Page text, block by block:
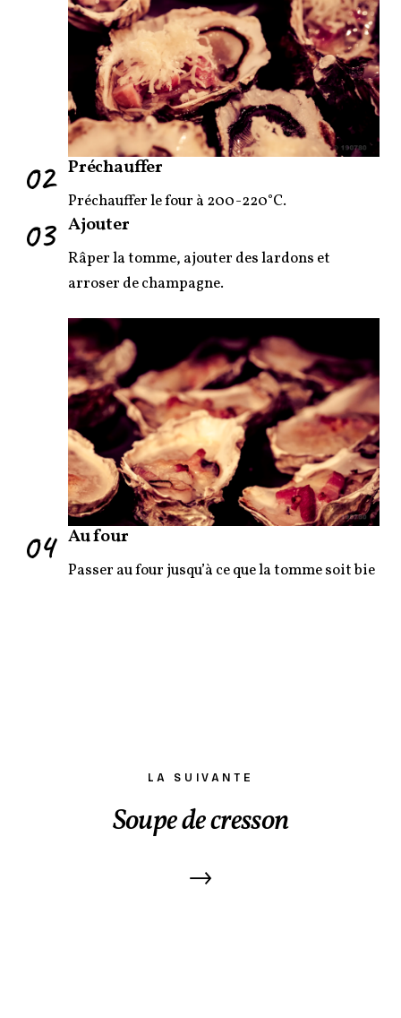
02 Préchauffer
Préchauffer le four à 200-220°C.
03 Ajouter
Râper la tomme, ajouter des lardons et
arroser de champagne.
04 Au four
Passer au four jusqu’à ce que la tomme soit bie
LA SUIVANTE
Soupe de cresson
→